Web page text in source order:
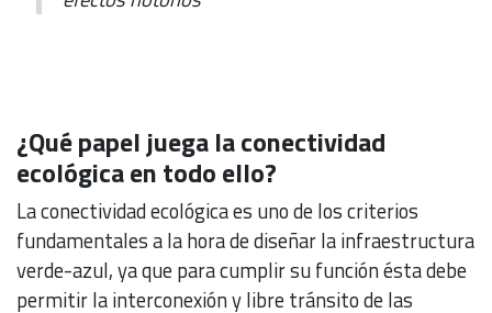
¿Qué papel juega la conectividad
ecológica en todo ello?
La conectividad ecológica es uno de los criterios
fundamentales a la hora de diseñar la infraestructura
verde-azul, ya que para cumplir su función ésta debe
permitir la interconexión y libre tránsito de las